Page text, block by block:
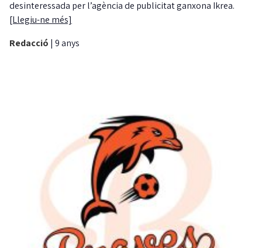
desinteressada per l’agència de publicitat ganxona Ikrea.
[Llegiu-ne més]
Redacció | 9 anys